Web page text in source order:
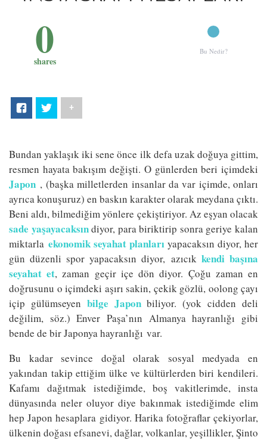
0
shares
+
Bu Nedir?
Bundan yaklaşık iki sene önce ilk defa uzak doğuya gittim,
resmen hayata bakışım değişti. O günlerden beri içimdeki
Japon , (başka milletlerden insanlar da var içimde, onları
ayrıca konuşuruz) en baskın karakter olarak meydana çıktı.
Beni aldı, bilmediğim yönlere çekiştiriyor. Az eşyan olacak
sade yaşayacaksındiyor, para biriktirip sonra geriye kalan
miktarla ekonomik seyahat planları yapacaksın diyor, her
gün düzenli spor yapacaksın diyor, azıcık kendi başına
seyahat et, zaman geçir içe dön diyor. Çoğu zaman en
doğrusunu o içimdeki aşırı sakin, çekik gözlü, oolong çayı
içip gülümseyen bilge Japonbiliyor. (yok cidden deli
değilim, söz.) Enver Paşa’nın Almanya hayranlığı gibi
bende de bir Japonya hayranlığı var.
Bu kadar sevince doğal olarak sosyal medyada en
yakından takip ettiğim ülke ve kültürlerden biri kendileri.
Kafamı dağıtmak istediğimde, boş vakitlerimde, insta
dünyasında neler oluyor diye bakınmak istediğimde elim
hep Japon hesaplara gidiyor. Harika fotoğraflar çekiyorlar,
ülkenin doğası efsanevi, dağlar, volkanlar, yeşillikler, Şinto